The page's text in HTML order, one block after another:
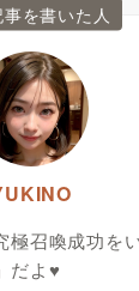
事を書いた人
極召喚成功を
だよ♥